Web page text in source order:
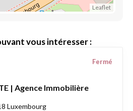
Leaflet
vous intéresser :
| Agence Immobilière
Luxembourg
Fermé